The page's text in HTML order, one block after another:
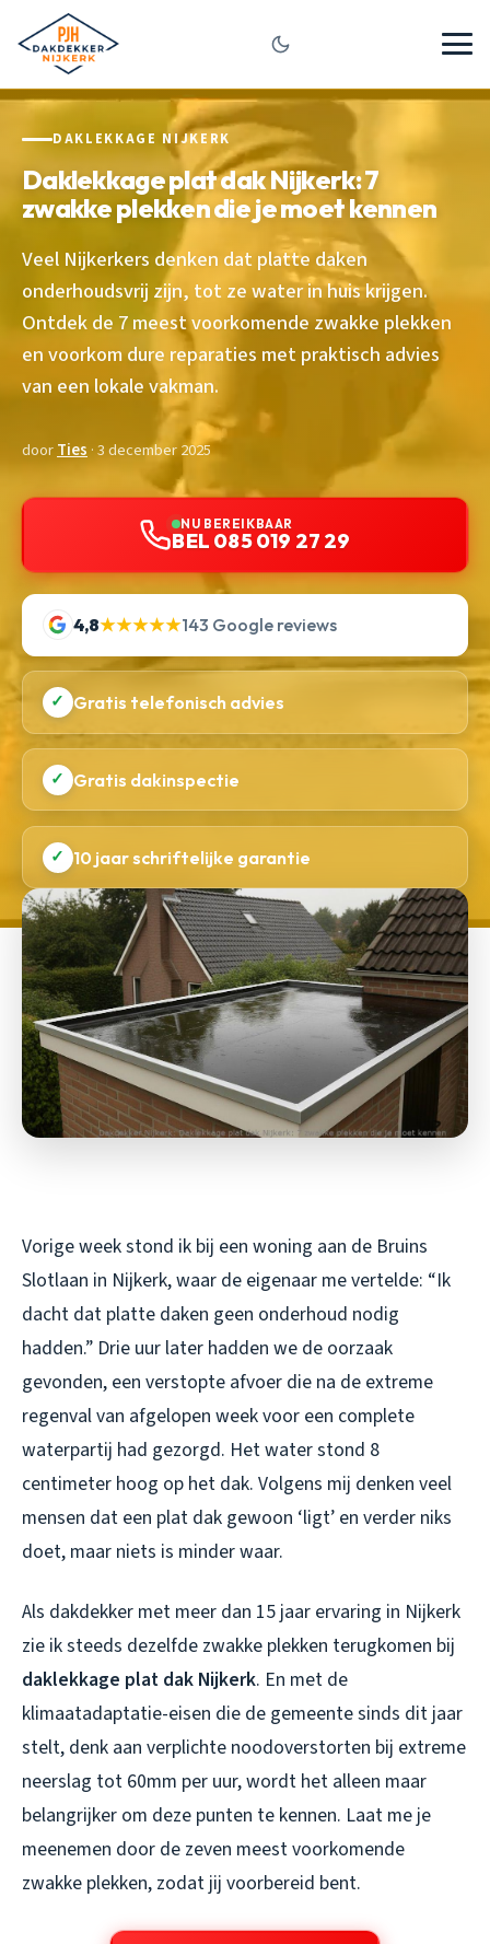
DAKLEKKAGE NIJKERK
Daklekkage plat dak Nijkerk: 7
zwakke plekken die je moet kennen
Veel Nijkerkers denken dat platte daken
onderhoudsvrij zijn, tot ze water in huis krijgen.
Ontdek de 7 meest voorkomende zwakke plekken
en voorkom dure reparaties met praktisch advies
van een lokale vakman.
doorTies · 3 december 2025
NU BEREIKBAAR
BEL 085 019 27 29
4,8★★★★★143 Google reviews
✓ Gratis telefonisch advies
✓ Gratis dakinspectie
✓ 10 jaar schriftelijke garantie
Vorige week stond ik bij een woning aan de Bruins
Slotlaan in Nijkerk, waar de eigenaar me vertelde: “Ik
dacht dat platte daken geen onderhoud nodig
hadden.” Drie uur later hadden we de oorzaak
gevonden, een verstopte afvoer die na de extreme
regenval van afgelopen week voor een complete
waterpartij had gezorgd. Het water stond 8
centimeter hoog op het dak. Volgens mij denken veel
mensen dat een plat dak gewoon ‘ligt’ en verder niks
doet, maar niets is minder waar.
Als dakdekker met meer dan 15 jaar ervaring in Nijkerk
zie ik steeds dezelfde zwakke plekken terugkomen bij
daklekkage plat dak Nijkerk. En met de
klimaatadaptatie-eisen die de gemeente sinds dit jaar
stelt, denk aan verplichte noodoverstorten bij extreme
neerslag tot 60mm per uur, wordt het alleen maar
belangrijker om deze punten te kennen. Laat me je
meenemen door de zeven meest voorkomende
zwakke plekken, zodat jij voorbereid bent.